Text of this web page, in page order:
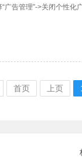
“广告管理”->关闭个性化
首页 上页